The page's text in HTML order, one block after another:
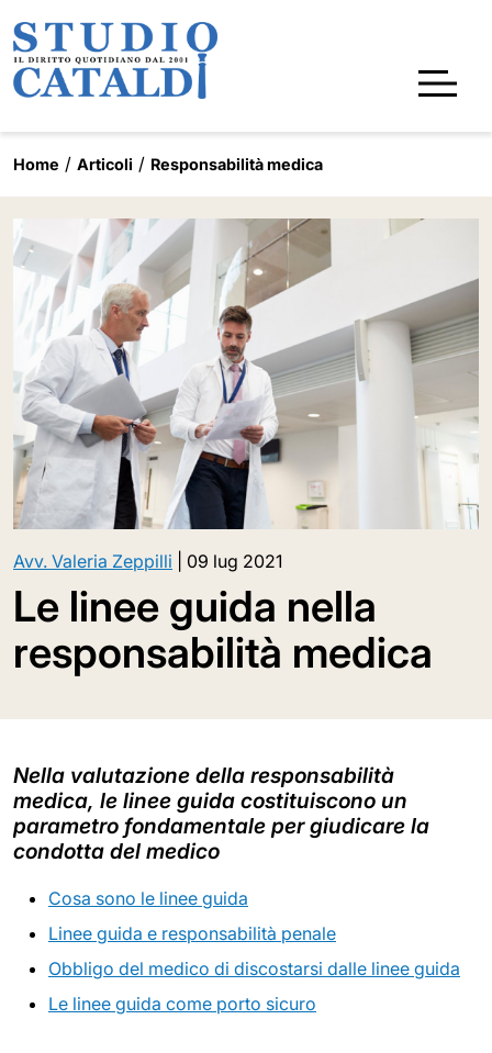
Home Articoli Responsabilità medica
Avv. Valeria Zeppilli 09 lug 2021
Le linee guida nella
responsabilità medica
Nella valutazione della responsabilità
medica, le linee guida costituiscono un
parametro fondamentale per giudicare la
condotta del medico
Cosa sono le linee guida
Linee guida e responsabilità penale
Obbligo del medico di discostarsi dalle linee guida
Le linee guida come porto sicuro